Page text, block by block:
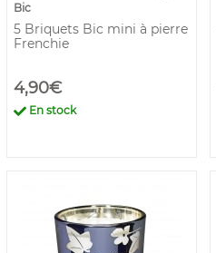
Bic
5 Briquets Bic mini à pierre
Frenchie
4,90€
En stock